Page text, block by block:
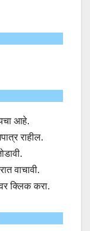
आहे.
राहील.
वाचावी.
क्लिक करा.